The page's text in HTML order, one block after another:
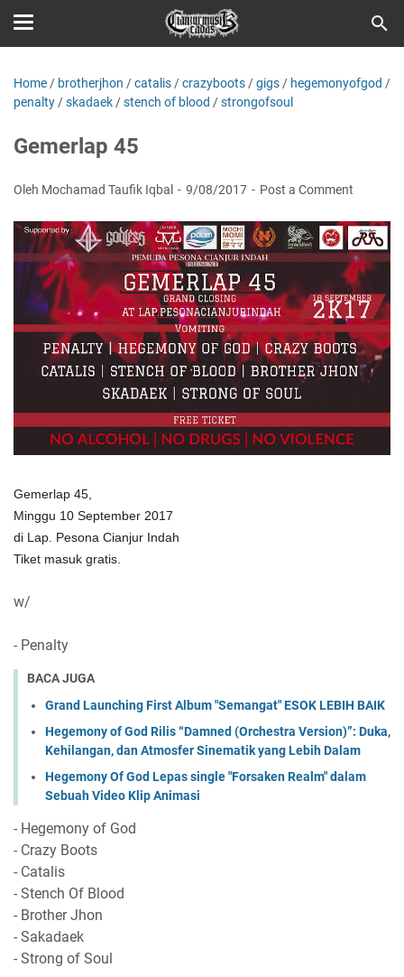
Home / brotherjhon /catalis /crazyboots /gigs / hegemonyofgod /
penalty /skadaek /stench of blood /strongofsoul
Gemerlap 45
Oleh Mochamad Taufik Iqbal 9/08/2017 Post a Comment
Gemerlap 45,
Minggu 10 September 2017
di Lap. Pesona Cianjur Indah
Tiket masuk gratis.
w/
- Penalty
BACA JUGA
Grand Launching First Album "Semangat" ESOK LEBIH BAIK
Hegemony of God Rilis “Damned (Orchestra Version)”: Duka,
Kehilangan, dan Atmosfer Sinematik yang Lebih Dalam
Hegemony Of God Lepas single "Forsaken Realm" dalam
Sebuah Video Klip Animasi
- Hegemony of God
- Crazy Boots
- Catalis
- Stench Of Blood
- Brother Jhon
- Sakadaek
- Strong of Soul